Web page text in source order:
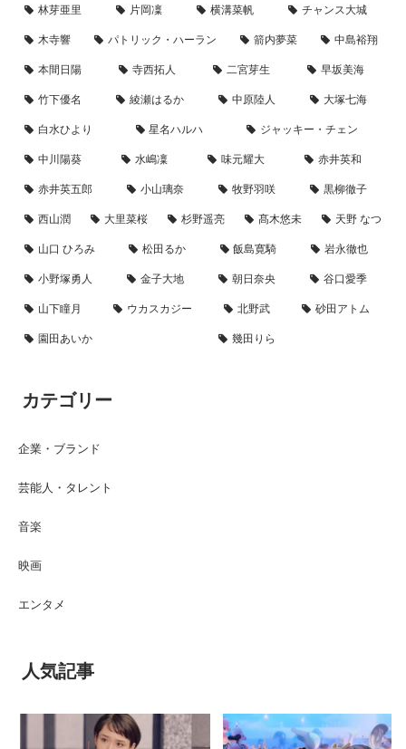
林芽亜里
片岡凜 横溝菜帆
チャンス大城
木寺響
パトリック・ハーラン 箭内夢菜
中島裕翔
本間日陽
寺西拓人 二宮芽生
早坂美海
竹下優名
綾瀬はるか 中原陸人
大塚七海
白水ひより
星名ハルハ
ジャッキー・チェン
中川陽葵
水嶋凜 味元耀大
赤井英和
赤井英五郎
小山璃奈 牧野羽咲
黒柳徹子
西山潤
大里菜桜 杉野遥亮 髙木悠未
天野 なつ
山口 ひろみ
松田るか 飯島寛騎
岩永徹也
小野塚勇人
金子大地 朝日奈央
谷口愛季
山下瞳月
ウカスカジー 北野武
砂田アトム
園田あいか
幾田りら
カテゴリー
企業・ブランド
芸能人・タレント
音楽
映画
エンタメ
人気記事